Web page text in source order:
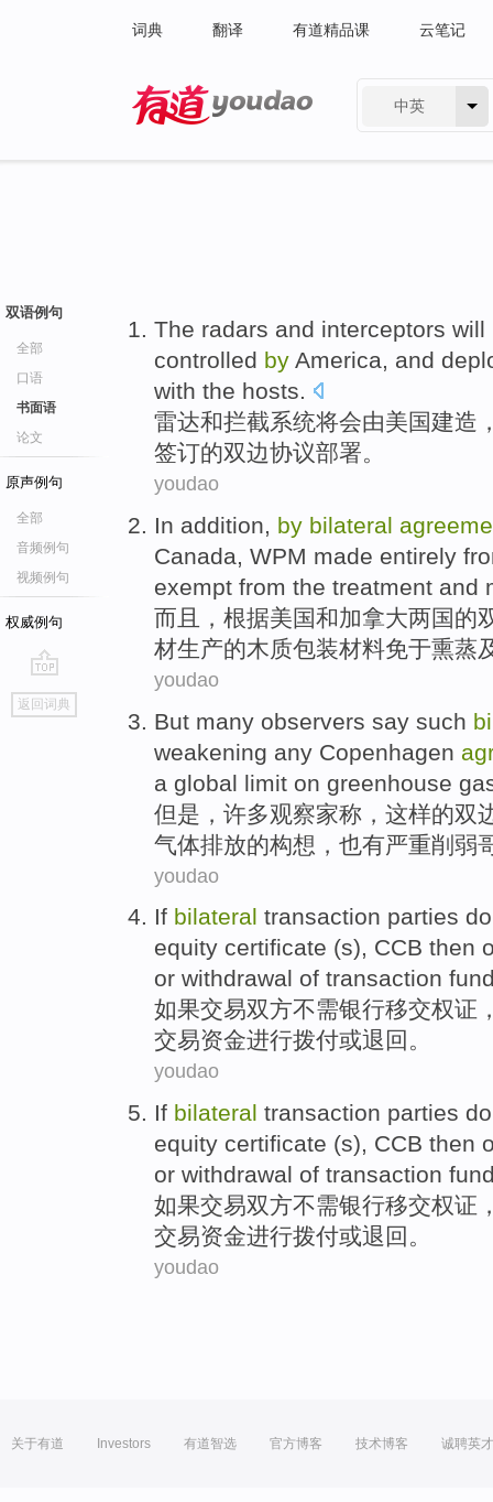
词典 翻译 有道精品课 云笔记
中英
双语例句
全部
口语
书面语
论文
原声例句
全部
音频例句
视频例句
权威例句
go
top
返回词典
The radars and interceptors will
controlled by America, and
with the hosts.
雷达和拦截系统将会由美国建造
签订的双边协议部署。
youdao
In addition, by bilateral
Canada, WPM made entirely
exempt from the treatment and
而且
， 根据美国和加拿大两国的
材生产的木质包装材料免于熏蒸
youdao
But many observers say such
weakening any Copenhagen
a global limit on greenhouse
但是 ， 许多观察家称 ， 这样的双
气体排放的构想 ， 也有严重削弱
youdao
If bilateral transaction parties
equity certificate (s), CCB then
or withdrawal of transaction
如果交易双方不需银行移交权证
交易资金进行拨付或退回 。
youdao
If bilateral transaction parties
equity certificate (s), CCB then
or withdrawal of transaction
如果交易双方不需银行移交权证
交易资金进行拨付或退回 。
youdao
关于有道 Investors 有道智选 官方博客 技术博客 诚聘英才